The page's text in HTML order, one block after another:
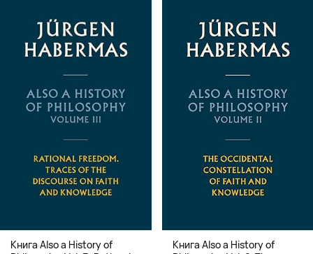
Книга Also a History of
Книга Also a History of